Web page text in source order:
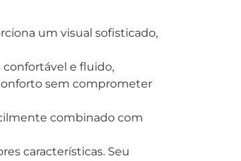
um visual sofisticado,
confortável e fluido,
sem comprometer
combinado com
características. Seu